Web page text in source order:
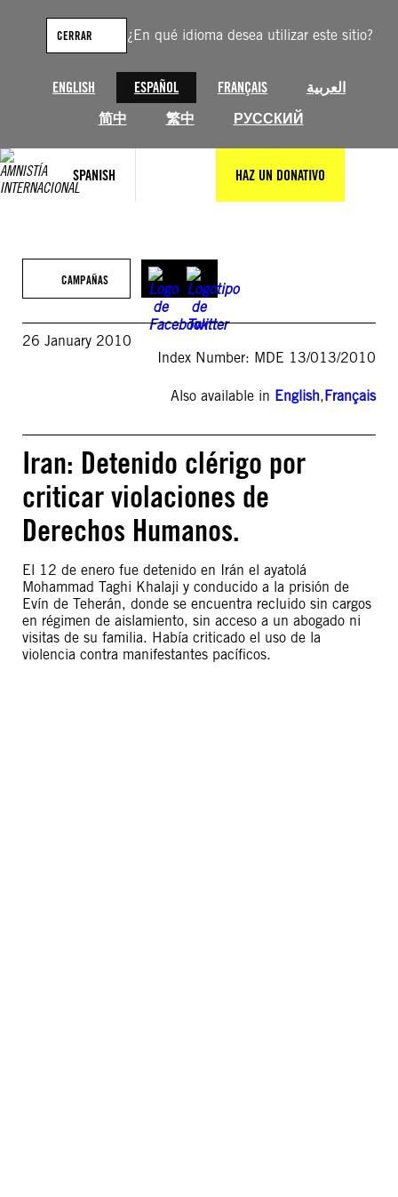
¿En qué idioma desea utilizar este sitio?
ENGLISH ESPAÑOL FRANÇAIS
العربية
简中
繁中 РУССКИЙ
CERRAR
SPANISH HAZ UN DONATIVO
contenido
CAMPAÑAS
26 January 2010
Index Number: MDE 13/013/2010
Also available in English,Français
Iran: Detenido clérigo por
criticar violaciones de
Derechos Humanos.
El 12 de enero fue detenido en Irán el ayatolá
Mohammad Taghi Khalaji y conducido a la prisión de
Evín de Teherán, donde se encuentra recluido sin cargos
en régimen de aislamiento, sin acceso a un abogado ni
visitas de su familia. Había criticado el uso de la
violencia contra manifestantes pacíficos.